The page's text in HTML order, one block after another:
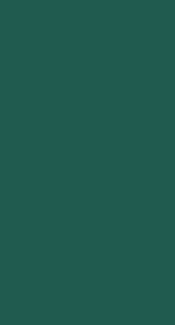
webbplats.